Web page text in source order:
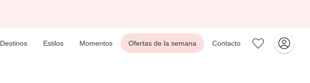
Destinos Estilos Momentos Ofertas de la semana Contacto